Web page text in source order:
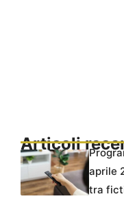
Articoli
aprile
tra